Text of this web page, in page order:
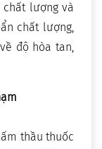
lượng và
chất lượng,
độ hòa tan,
thầu thuốc